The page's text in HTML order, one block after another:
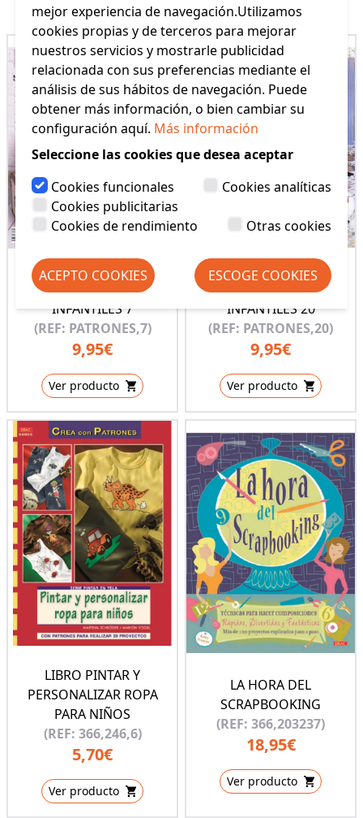
REVISTA PATRONES
INFANTILES 7
(REF: PATRONES,7)
9,95€
Ver producto
REVISTA PATRONES
INFANTILES 20
(REF: PATRONES,20)
9,95€
Ver producto
LIBRO PINTAR Y
PERSONALIZAR ROPA
PARA NIÑOS
(REF: 366,246,6)
5,70€
Ver producto
LA HORA DEL
SCRAPBOOKING
(REF: 366,203237)
18,95€
Ver producto
mejor experiencia de navegación.Utilizamos
cookies propias y de terceros para mejorar
nuestros servicios y mostrarle publicidad
relacionada con sus preferencias mediante el
análisis de sus hábitos de navegación. Puede
obtener más información, o bien cambiar su
configuración aquí. Más información
Seleccione las cookies que desea aceptar
Cookies funcionales
Cookies analíticas
Cookies publicitarias
Cookies de rendimiento
Otras cookies
ACEPTO COOKIES ESCOGE COOKIES